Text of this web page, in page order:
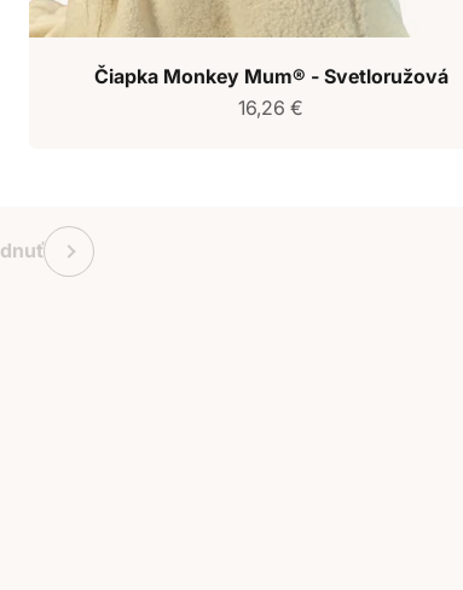
Čiapka Monkey Mum® - Svetloružová
Predajná cena
16,26 €
Predchádzajúce